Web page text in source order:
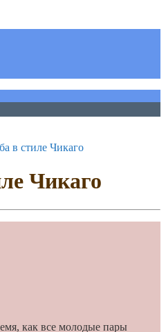
в стиле Чикаго
Чикаго
как все молодые пары